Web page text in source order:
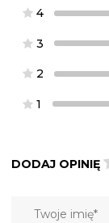
4
3
2
1
DODAJ OPINIĘ